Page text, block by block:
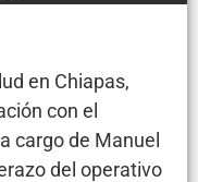
en Chiapas,
con el
cargo de Manuel
del operativo